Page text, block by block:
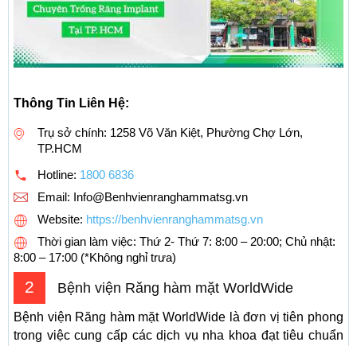
Thông Tin Liên Hệ:
Trụ sở chính: 1258 Võ Văn Kiệt, Phường Chợ Lớn,
TP.HCM
Hotline: 1800 6836
Email: Info@Benhvienranghammatsg.vn
Website: https://benhvienranghammatsg.vn
Thời gian làm việc: Thứ 2- Thứ 7: 8:00 – 20:00; Chủ nhật:
8:00 – 17:00 (*Không nghỉ trưa)
2 Bệnh viện Răng hàm mặt WorldWide
Bệnh viện Răng hàm mặt WorldWide là đơn vị tiên phong
trong việc cung cấp các dịch vụ nha khoa đạt tiêu chuẩn